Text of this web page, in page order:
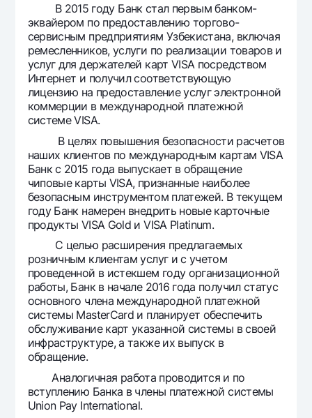
В 2015 году Банк стал первым банком-
эквайером по предоставлению торгово-
сервисным предприятиям Узбекистана, включая
ремесленников, услуги по реализации товаров и
услуг для держателей карт VISA посредством
Интернет и получил соответствующую
лицензию на предоставление услуг электронной
коммерции в международной платежной
системе VISA.
В целях повышения безопасности расчетов
наших клиентов по международным картам VISA
Банк с 2015 года выпускает в обращение
чиповые карты VISA, признанные наиболее
безопасным инструментом платежей. В текущем
году Банк намерен внедрить новые карточные
продукты VISA Gold и VISA Platinum.
С целью расширения предлагаемых
розничным клиентам услуг и с учетом
проведенной в истекшем году организационной
работы, Банк в начале 2016 года получил статус
основного члена международной платежной
системы MasterCard и планирует обеспечить
обслуживание карт указанной системы в своей
инфраструктуре, а также их выпуск в
обращение.
Аналогичная работа проводится и по
вступлению Банка в члены платежной системы
Union Pay International.